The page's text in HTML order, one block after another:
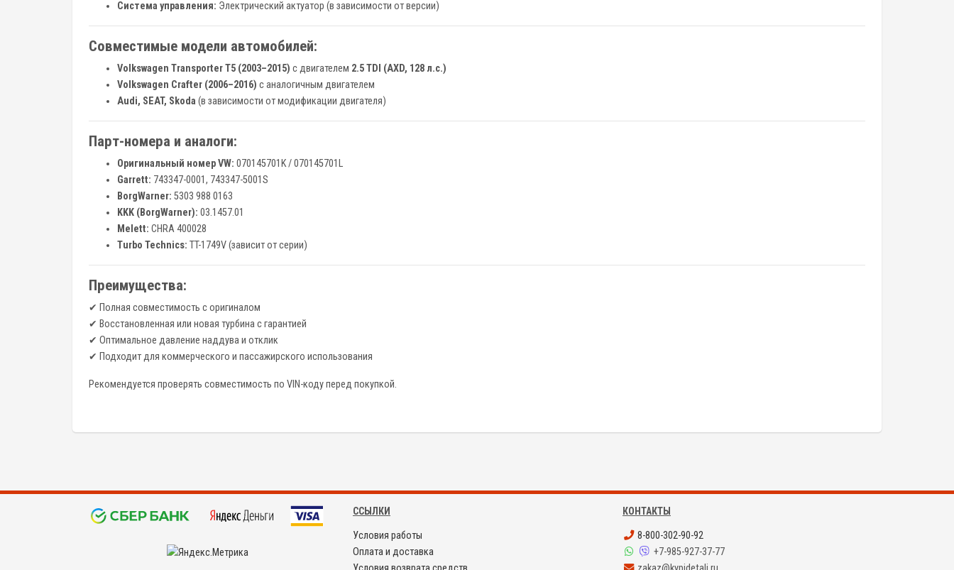
Система управления: Электрический актуатор (в зависимости от версии)
Совместимые модели автомобилей:
Volkswagen Transporter T5 (2003–2015) с двигателем 2.5 TDI (AXD, 128 л.с.)
Volkswagen Crafter (2006–2016) с аналогичным двигателем
Audi, SEAT, Skoda (в зависимости от модификации двигателя)
Парт-номера и аналоги:
Оригинальный номер VW: 070145701K / 070145701L
Garrett: 743347-0001, 743347-5001S
BorgWarner: 5303 988 0163
KKK (BorgWarner): 03.1457.01
Melett: CHRA 400028
Turbo Technics: TT-1749V (зависит от серии)
Преимущества:
✔ Полная совместимость с оригиналом
✔ Восстановленная или новая турбина с гарантией
✔ Оптимальное давление наддува и отклик
✔ Подходит для коммерческого и пассажирского использования
Рекомендуется проверять совместимость по VIN-коду перед покупкой.
ССЫЛКИ
Условия работы
Оплата и доставка
КОНТАКТЫ
8-800-302-90-92
+7-985-927-37-77